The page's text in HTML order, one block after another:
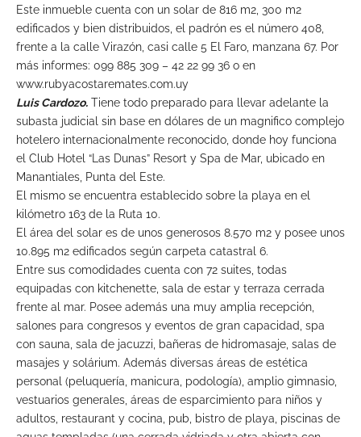
Este inmueble cuenta con un solar de 816 m2, 300 m2
edificados y bien distribuidos, el padrón es el número 408,
frente a la calle Virazón, casi calle 5 El Faro, manzana 67. Por
más informes: 099 885 309 – 42 22 99 36 o en
www.rubyacostaremates.com.uy
Luis Cardozo. Tiene todo preparado para llevar adelante la
subasta judicial sin base en dólares de un magnifico complejo
hotelero internacionalmente reconocido, donde hoy funciona
el Club Hotel “Las Dunas” Resort y Spa de Mar, ubicado en
Manantiales, Punta del Este.
El mismo se encuentra establecido sobre la playa en el
kilómetro 163 de la Ruta 10.
El área del solar es de unos generosos 8.570 m2 y posee unos
10.895 m2 edificados según carpeta catastral 6.
Entre sus comodidades cuenta con 72 suites, todas
equipadas con kitchenette, sala de estar y terraza cerrada
frente al mar. Posee además una muy amplia recepción,
salones para congresos y eventos de gran capacidad, spa
con sauna, sala de jacuzzi, bañeras de hidromasaje, salas de
masajes y solárium. Además diversas áreas de estética
personal (peluquería, manicura, podología), amplio gimnasio,
vestuarios generales, áreas de esparcimiento para niños y
adultos, restaurant y cocina, pub, bistro de playa, piscinas de